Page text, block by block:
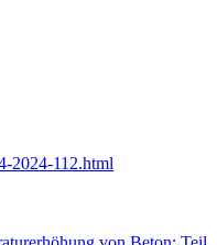
2024-112.html